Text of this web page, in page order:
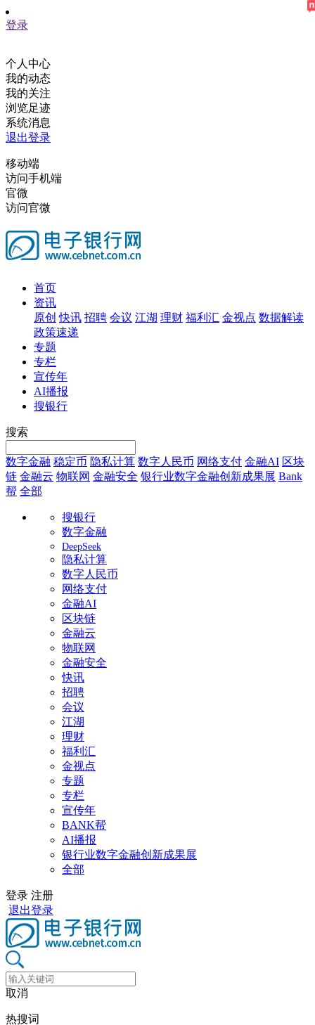
登录
个人中心
我的动态
我的关注
浏览足迹
系统消息
退出登录
移动端
访问手机端
官微
访问官微
首页
资讯
原创 快讯 招聘 会议 江湖 理财 福利汇 金视点 数据解读
政策速递
专题
专栏
宣传年
AI播报
搜银行
搜索
数字金融 稳定币 隐私计算 数字人民币 网络支付 金融AI 区块
链 金融云 物联网 金融安全 银行业数字金融创新成果展 Bank
帮 全部
搜银行
数字金融
DeepSeek
隐私计算
数字人民币
网络支付
金融AI
区块链
金融云
物联网
金融安全
快讯
招聘
会议
江湖
理财
福利汇
金视点
专题
专栏
宣传年
BANK帮
AI播报
银行业数字金融创新成果展
全部
登录 注册
退出登录
取消
热搜词